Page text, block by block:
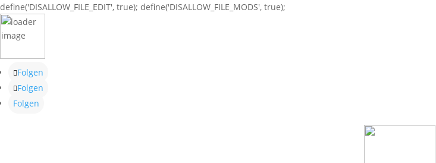
define('DISALLOW_FILE_EDIT', true); define('DISALLOW_FILE_MODS', true);
Folgen
Folgen
Folgen